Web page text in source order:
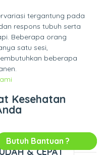
tergantung pada
respons tubuh serta
Beberapa orang
satu sesi,
beberapa
Kesehatan
& CEPAT
Butuh Bantuan ?